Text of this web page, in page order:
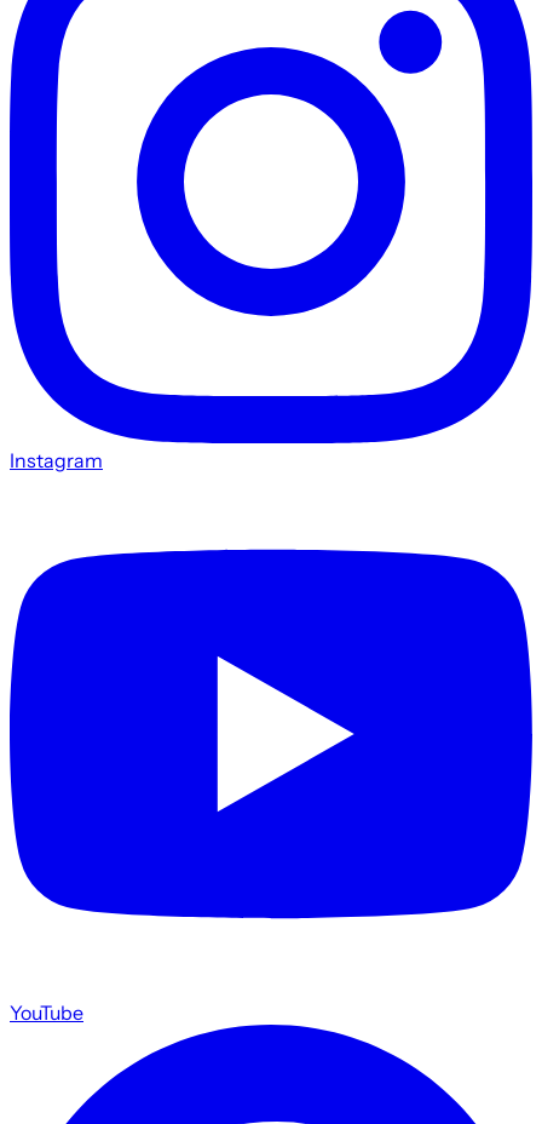
Instagram
YouTube